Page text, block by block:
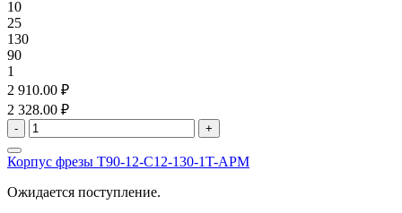
10
25
130
90
1
2 910.00 ₽
2 328.00 ₽
- +
Корпус фрезы T90-12-C12-130-1T-APM
Ожидается поступление.